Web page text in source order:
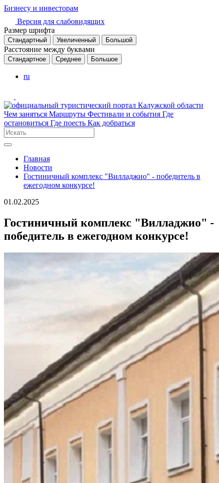
Бизнесу и инвесторам
Версия для слабовидящих
Размер шрифта
Стандартный Увеличенный Большой
Расстояние между буквами
Стандартное Среднее Большое
ru
Чем заняться Маршруты Фестивали и события Где
остановиться Где поесть Как добраться
Главная
Новости
Гостиничный комплекс "Вилладжио" - победитель в
ежегодном конкурсе!
01.02.2025
Гостиничный комплекс "Вилладжио" -
победитель в ежегодном конкурсе!